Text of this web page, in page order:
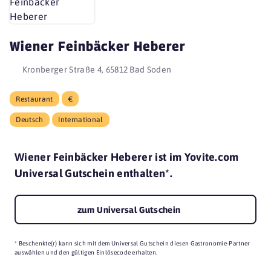
Wiener Feinbäcker Heberer
Kronberger Straße 4, 65812 Bad Soden
Restaurant €
Deutsch International
Wiener Feinbäcker Heberer ist im Yovite.com
Universal Gutschein enthalten*.
zum Universal Gutschein
* Beschenkte(r) kann sich mit dem Universal Gutschein diesen Gastronomie-Partner
auswählen und den gültigen Einlösecode erhalten.